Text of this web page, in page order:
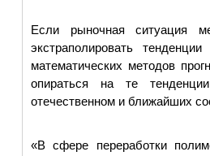
Если рыночная ситуация
экстраполировать
математических методов
опираться на те
отечественном и ближайших
«В сфере переработки